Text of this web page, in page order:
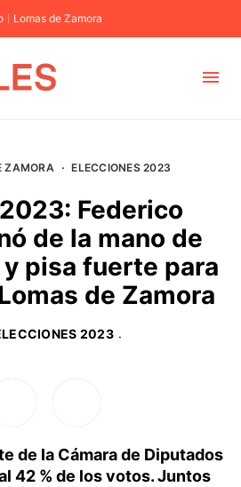
Lomas de Zamora
ZAMORA · ELECCIONES 2023
Federico
de la mano de
pisa fuerte para
de Zamora
2023 ·
de la Cámara de Diputados
42 % de los votos. Juntos